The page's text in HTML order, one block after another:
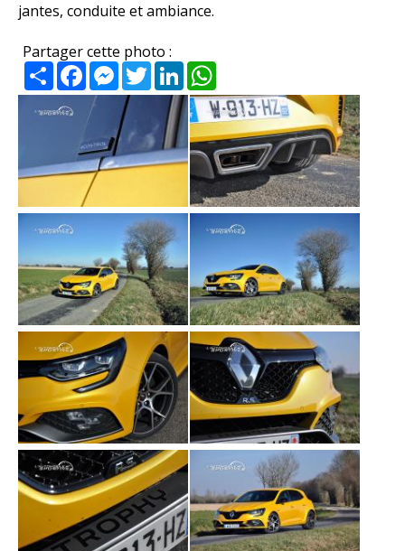
jantes, conduite et ambiance.
Partager cette photo :
PartagerFacebookMessenger
TwitterLinkedIn